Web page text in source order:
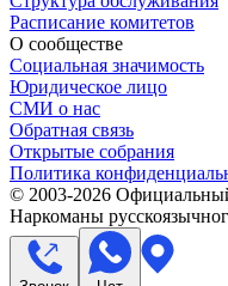
Расписание комитетов
О сообществе
Социальная значимость
Юридическое лицо
СМИ о нас
Обратная связь
Открытые собрания
Политика
© 2003-2026
Наркоманы